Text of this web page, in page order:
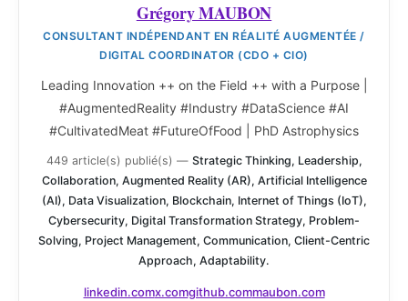
Grégory MAUBON
CONSULTANT INDÉPENDANT EN RÉALITÉ AUGMENTÉE /
DIGITAL COORDINATOR (CDO + CIO)
Leading Innovation ++ on the Field ++ with a Purpose |
#AugmentedReality #Industry #DataScience #AI
#CultivatedMeat #FutureOfFood | PhD Astrophysics
449 article(s) publié(s) — Strategic Thinking, Leadership,
Collaboration, Augmented Reality (AR), Artificial Intelligence
(AI), Data Visualization, Blockchain, Internet of Things (IoT),
Cybersecurity, Digital Transformation Strategy, Problem-
Solving, Project Management, Communication, Client-Centric
Approach, Adaptability.
linkedin.comx.comgithub.commaubon.com